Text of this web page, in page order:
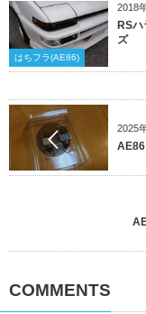
2018
はちフラ(AE86)
RSハ
ズ
2025
COMMENTS